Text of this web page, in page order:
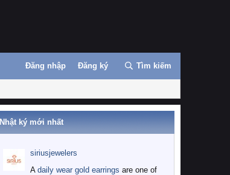
Đăng nhập Đăng ký Tìm kiếm
Nhật ký mới nhất
siriusjewelers
A daily wear gold earrings are one of